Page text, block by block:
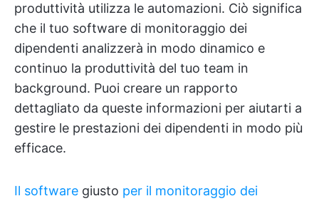
produttività utilizza le automazioni. Ciò significa
che il tuo software di monitoraggio dei
dipendenti analizzerà in modo dinamico e
continuo la produttività del tuo team in
background. Puoi creare un rapporto
dettagliato da queste informazioni per aiutarti a
gestire le prestazioni dei dipendenti in modo più
efficace.
Il software giusto per il monitoraggio dei